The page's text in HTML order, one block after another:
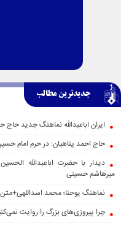
جدیدترین مطالب
ایران اباعبدالله نماهنگ جدید
حاج احمد پناهیان: در حرم امام
دیدار با حضرت اباعبدالله
میرهاشم حسینی
نماهنگ یوحنا؛ محمد
چرا پیروزی‌های بزرگ را روایت